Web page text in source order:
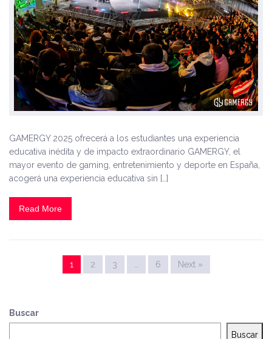
GAMERGY 2025 ofrecerá a los estudiantes una experiencia
educativa inédita y de impacto extraordinario GAMERGY, el
mayor evento de gaming, entretenimiento y deporte en España,
acogerá una experiencia educativa sin […]
Read More
1 2 3 6 Next »
Buscar
Buscar